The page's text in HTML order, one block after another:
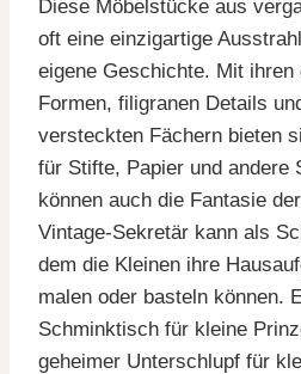
Diese Möbelstücke aus
oft eine einzigartige
eigene Geschichte. Mit ihren
Formen, filigranen Details
versteckten Fächern bieten
für Stifte, Papier und andere
können auch die Fantasie
Vintage-Sekretär kann als
dem die Kleinen ihre
malen oder basteln können.
Schminktisch für kleine
geheimer Unterschlupf für